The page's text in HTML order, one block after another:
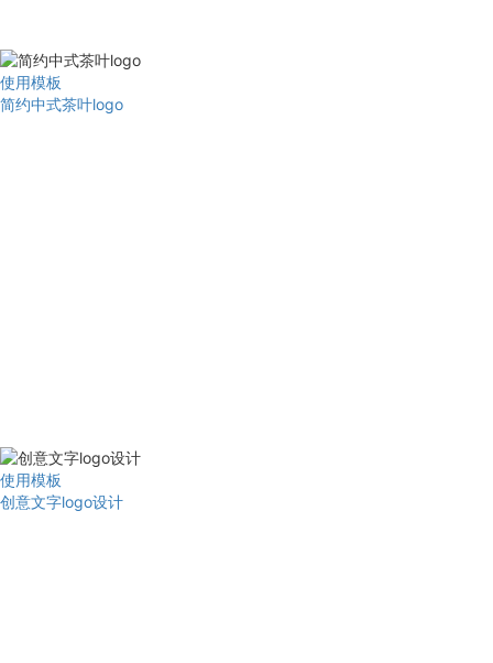
使用模板
简约中式茶叶logo
使用模板
创意文字logo设计